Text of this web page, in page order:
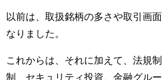
以前は、取扱銘柄の多さや取引画
なりました。
これからは、それに加えて、法規
制、セキュリティ投資、金融グル